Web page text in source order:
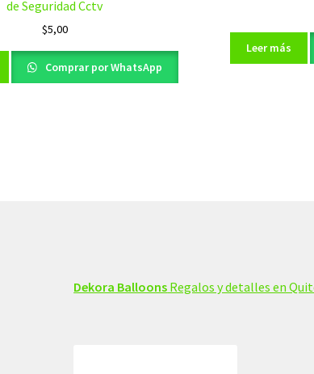
de Seguridad Cctv
$5,00
Comprar por WhatsApp
Leer más
Dekora Balloons Regalos y detalles en